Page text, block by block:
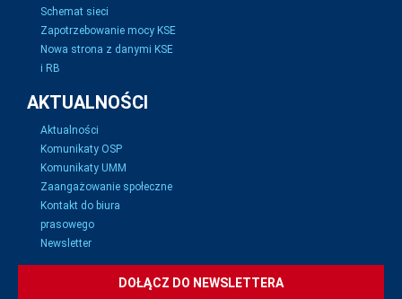
Schemat sieci
Zapotrzebowanie mocy KSE
Nowa strona z danymi KSE
i RB
AKTUALNOŚCI
Aktualności
Komunikaty OSP
Komunikaty UMM
Zaangażowanie społeczne
Kontakt do biura
prasowego
Newsletter
DOŁĄCZ DO NEWSLETTERA